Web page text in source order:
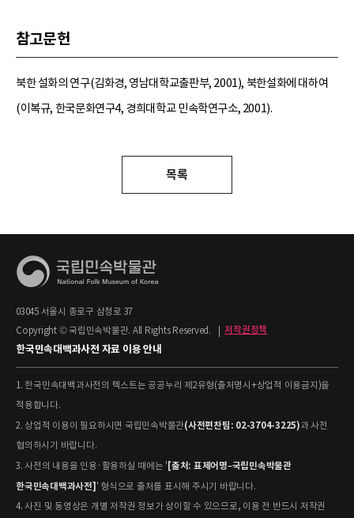
참고문헌
북한 설화의 연구(김화경, 영남대학교출판부, 2001), 북한설화에 대하여
(이복규, 한국문화연구4, 경희대학교 민속학연구소, 2001).
목록
03045 서울시 종로구 삼청로 37
Copyright © 국립민속박물관. All Rights Reserved.
저작권정책
한국민속대백과사전 자료 이용 안내
1. 한국민속대백과사전의 텍스트는 공공누리 제2유형(출처명시+상업적 이용금지)을
적용합니다.
2. 상업적 이용이 필요하시면 국립민속박물관(사전편찬팀: 02-3704-3225)과 사전
협의하시기 바랍니다.
3. 사전의 내용을 인용·활용하실 때에는 '[출처: 표제어명–국립민속박물관
한국민속대백과사전]' 형식으로 출처를 표시해 주시기 바랍니다.
4. 사진 및 동영상은 개별 저작권 정보가 상이할 수 있으므로, 이용 전 반드시 저작권